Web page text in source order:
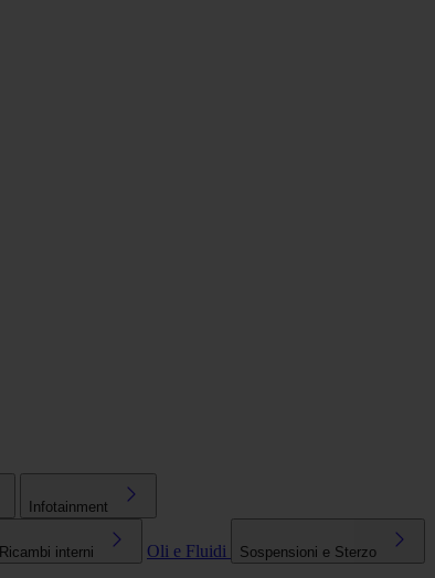
Infotainment
Ricambi interni Oli e Fluidi Sospensioni e Sterzo